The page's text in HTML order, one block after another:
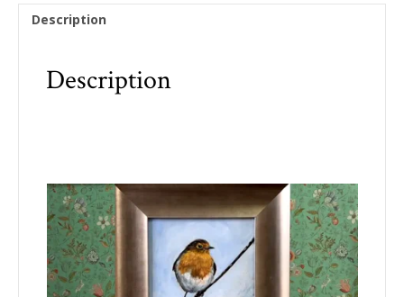
quantity
Description
Description